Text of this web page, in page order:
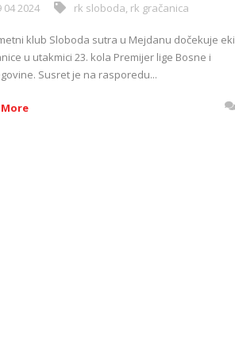
04 2024 rk sloboda rk gračanica
klub Sloboda sutra u Mejdanu dočekuje
u utakmici 23. kola Premijer lige Bosne i
Susret je na rasporedu...
More